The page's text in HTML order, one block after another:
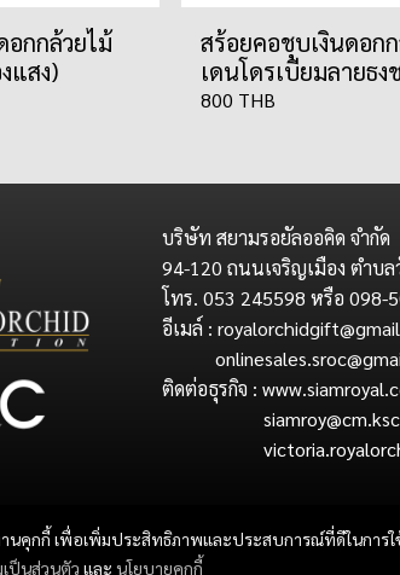
กกล้วยไม้
แสง)
สร้อยคอชุบเงินดอก
เดนโดรเบียมลายธง
800 THB
านคุกกี้ เพื่อเพิ่มประสิทธิภาพและประสบการณ์ที่ดีในการ
ป็นส่วนตัว และ นโยบายคุกกี้
บริษัท สยามรอยัลออคิด จำกัด
94-120 ถนนเจริญเมือง ตำบล
โทร. 053 245598 หรือ 098-
อีเมล์ :
ติดต่อธุรกิจ :